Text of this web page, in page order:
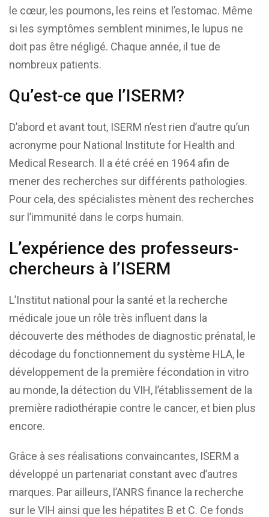
le cœur, les poumons, les reins et l’estomac. Même
si les symptômes semblent minimes, le lupus ne
doit pas être négligé. Chaque année, il tue de
nombreux patients.
Qu’est-ce que l’ISERM?
D’abord et avant tout, ISERM n’est rien d’autre qu’un
acronyme pour National Institute for Health and
Medical Research. Il a été créé en 1964 afin de
mener des recherches sur différents pathologies.
Pour cela, des spécialistes mènent des recherches
sur l’immunité dans le corps humain.
L’expérience des professeurs-
chercheurs à l’ISERM
L’Institut national pour la santé et la recherche
médicale joue un rôle très influent dans la
découverte des méthodes de diagnostic prénatal, le
décodage du fonctionnement du système HLA, le
développement de la première fécondation in vitro
au monde, la détection du VIH, l’établissement de la
première radiothérapie contre le cancer, et bien plus
encore.
Grâce à ses réalisations convaincantes, ISERM a
développé un partenariat constant avec d’autres
marques. Par ailleurs, l’ANRS finance la recherche
sur le VIH ainsi que les hépatites B et C. Ce fonds